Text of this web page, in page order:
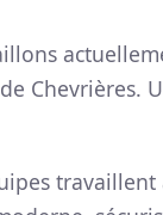
Chevrières.